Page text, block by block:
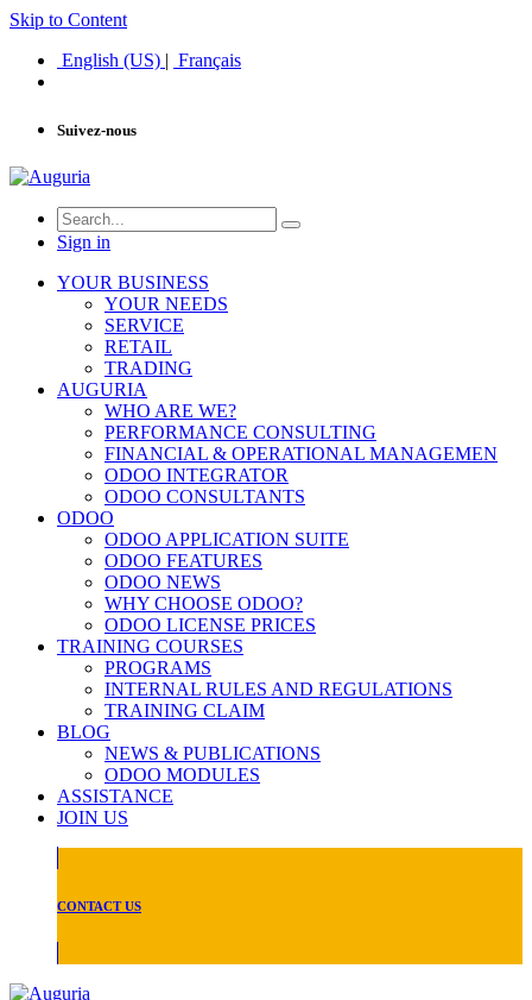
Skip to Content
English (US) | Français
Suivez-nous
Sign in
YOUR BUSINESS
YOUR NEEDS
SERVICE
RETAIL
TRADING
AUGURIA
WHO ARE WE?
PERFORMANCE CONSULTING
FINANCIAL & OPERATIONAL MANAGEMEN
ODOO INTEGRATOR
ODOO CONSULTANTS
ODOO
ODOO APPLICATION SUITE
ODOO FEATURES
ODOO NEWS
WHY CHOOSE ODOO?
ODOO LICENSE PRICES
TRAINING COURSES
PROGRAMS
INTERNAL RULES AND REGULATIONS
TRAINING CLAIM
BLOG
NEWS & PUBLICATIONS
ODOO MODULES
ASSISTANCE
JOIN US
CONTACT US